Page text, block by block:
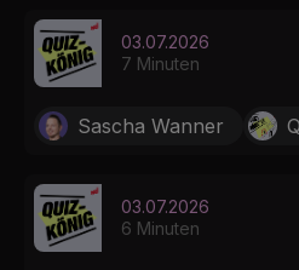
03.07.2026
7 Minuten
Sascha Wanner
03.07.2026
6 Minuten